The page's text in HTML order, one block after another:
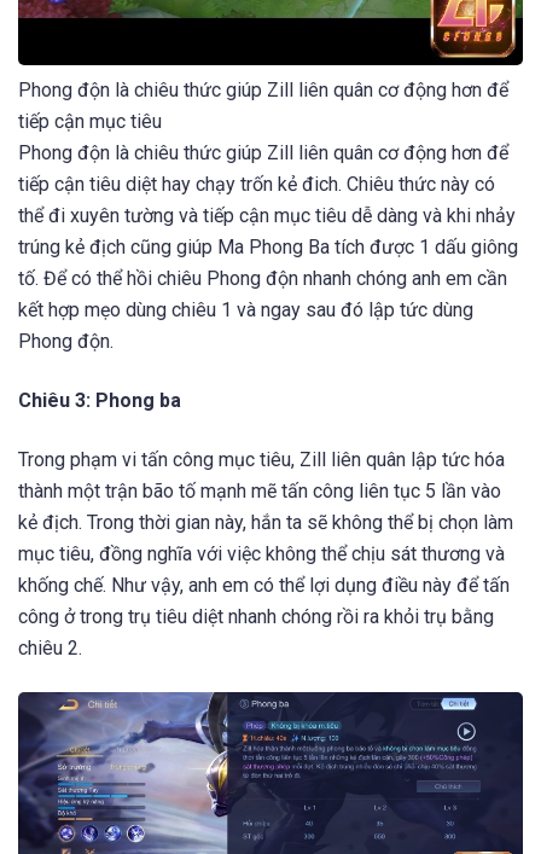
Phong độn là chiêu thức giúp Zill liên quân cơ động hơn để
tiếp cận mục tiêu
Phong độn là chiêu thức giúp Zill liên quân cơ động hơn để
tiếp cận tiêu diệt hay chạy trốn kẻ đich. Chiêu thức này có
thể đi xuyên tường và tiếp cận mục tiêu dễ dàng và khi nhảy
trúng kẻ địch cũng giúp Ma Phong Ba tích được 1 dấu giông
tố. Để có thể hồi chiêu Phong độn nhanh chóng anh em cần
kết hợp mẹo dùng chiêu 1 và ngay sau đó lập tức dùng
Phong độn.
Chiêu 3: Phong ba
Trong phạm vi tấn công mục tiêu, Zill liên quân lập tức hóa
thành một trận bão tố mạnh mẽ tấn công liên tục 5 lần vào
kẻ địch. Trong thời gian này, hắn ta sẽ không thể bị chọn làm
mục tiêu, đồng nghĩa với việc không thể chịu sát thương và
khống chế. Như vậy, anh em có thể lợi dụng điều này để tấn
công ở trong trụ tiêu diệt nhanh chóng rồi ra khỏi trụ bằng
chiêu 2.